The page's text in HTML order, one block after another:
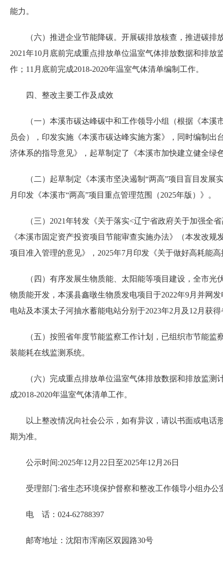
能力。
（六）推进企业节能降碳。开展碳排放核查，推进碳排
2021年10月底前完成重点排放单位温室气体排放数据和排
作；11月底前完成2018-2020年温室气体清单编制工作。
四、整改主要工作及成效
（一）本溪市碳达峰碳中和工作领导小组（根据《本溪市
员会），印发实施《本溪市碳达峰实施方案》，同时编制
济体系的指导意见》，起草制定了《本溪市加快建立健全
（二）起草制定《本溪市坚决遏制“两高”项目盲目发展实
月印发《本溪市“两高”项目重点管理范围（2025年版）》。
（三）2021年转发《关于落实<辽宁省政府关于加强全省
《本溪市固定资产投资项目节能审查实施办法》（本发改
项目准入管理的意见》，2025年7月印发《关于做好高耗能
（四）有序发展生物质能、太阳能等项目建设，全市光伏
物质能开发，本溪县鑫暾生物质发电项目于2022年9月并网
电站及本溪太子河抽水蓄能电站分别于2023年2月及12月获
（五）按照省年度节能监察工作计划，已组织市节能监察
装能耗在线监测系统。
（六）完成重点排放单位温室气体排放数据和排放监测
成2018-2020年温室气体清单工作。
以上整改情况向社会公示，如有异议，请以书面或电话
期为准。
公示时间:2025年12月22日至2025年12月26日
受理部门:省生态环境保护督察和整改工作领导小组办公
电 话：024-62788397
邮寄地址：沈阳市浑南区双园路30号